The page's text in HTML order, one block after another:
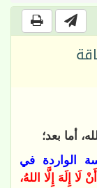
أما بعد؛
الواردة في
إِلَهَ إِلَّا اللهُ،